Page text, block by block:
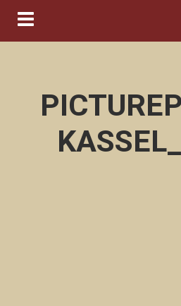
Navigation ein-/ausblenden